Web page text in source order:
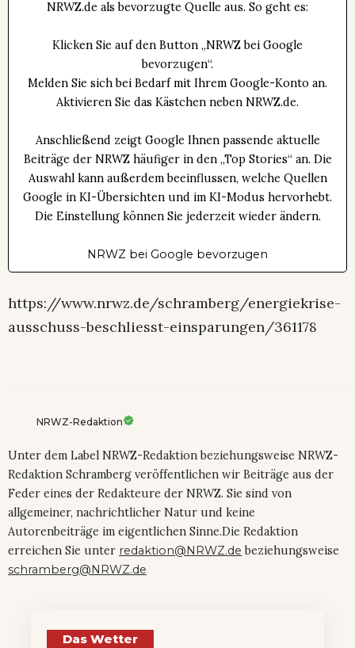
NRWZ.de als bevorzugte Quelle aus. So geht es:
Klicken Sie auf den Button „NRWZ bei Google
bevorzugen“.
Melden Sie sich bei Bedarf mit Ihrem Google-Konto an.
Aktivieren Sie das Kästchen neben NRWZ.de.
Anschließend zeigt Google Ihnen passende aktuelle
Beiträge der NRWZ häufiger in den „Top Stories“ an. Die
Auswahl kann außerdem beeinflussen, welche Quellen
Google in KI-Übersichten und im KI-Modus hervorhebt.
Die Einstellung können Sie jederzeit wieder ändern.
NRWZ bei Google bevorzugen
https://www.nrwz.de/schramberg/energiekrise-
ausschuss-beschliesst-einsparungen/361178
NRWZ-Redaktion
Unter dem Label NRWZ-Redaktion beziehungsweise NRWZ-
Redaktion Schramberg veröffentlichen wir Beiträge aus der
Feder eines der Redakteure der NRWZ. Sie sind von
allgemeiner, nachrichtlicher Natur und keine
Autorenbeiträge im eigentlichen Sinne.Die Redaktion
erreichen Sie unter redaktion@NRWZ.de beziehungsweise
schramberg@NRWZ.de
Das Wetter